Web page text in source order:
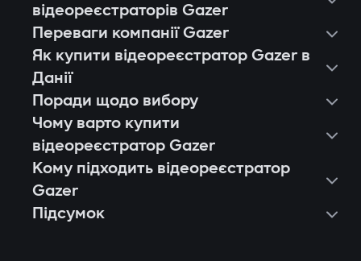
відеореєстраторів Gazer
Переваги компанії Gazer
Як купити відеореєстратор Gazer в
Данії
Поради щодо вибору
Чому варто купити
відеореєстратор Gazer
Європейська якість і стабільність.
Кожен відеореєстратор Gazer
проходить тестування на тисячі годин
Кому підходить відеореєстратор
Gazer
Власникам легкових авто, які хочуть
Підсумок